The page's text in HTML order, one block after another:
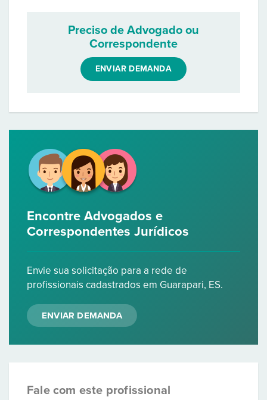
Preciso de Advogado ou
Correspondente
ENVIAR DEMANDA
Encontre Advogados e
Correspondentes Jurídicos
Envie sua solicitação para a rede de
profissionais cadastrados em Guarapari, ES.
ENVIAR DEMANDA
Fale com este profissional